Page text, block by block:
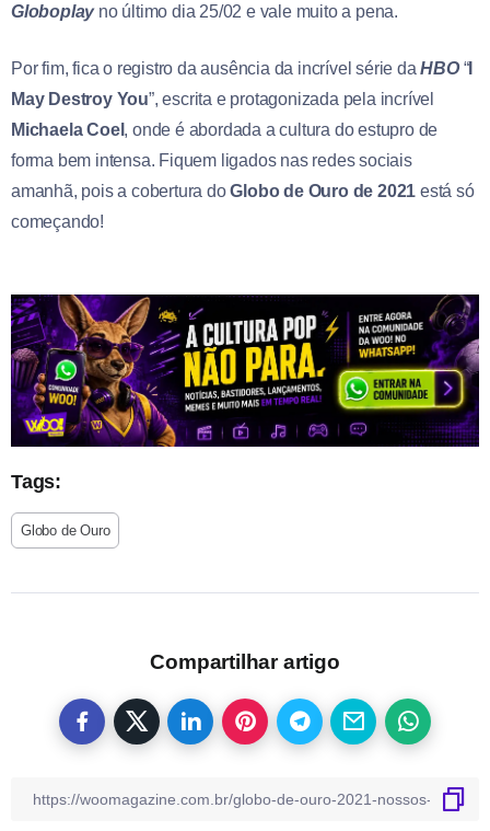
Globoplayno último dia 25/02 e vale muito a pena.
Por fim, fica o registro da ausência da incrível série daHBO“I
May Destroy You”, escrita e protagonizada pela incrível
Michaela Coel , onde é abordada a cultura do estupro de
forma bem intensa. Fiquem ligados nas redes sociais
amanhã, pois a cobertura doGlobo de Ouro de 2021 está só
começando!
Tags:
Globo de Ouro
Compartilhar artigo